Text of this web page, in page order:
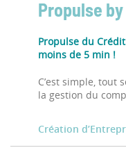
Propulse by
Propulse du
moins de 5 min !
C’est simple, tout
la gestion du
Création